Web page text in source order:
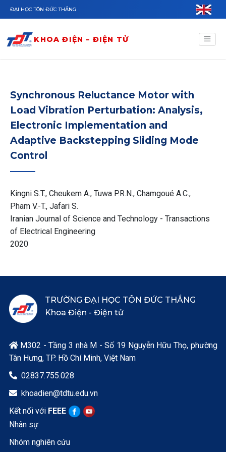
Nhảy đến nội dung
ĐẠI HỌC TÔN ĐỨC THẮNG
KHOA ĐIỆN – ĐIỆN TỬ
Synchronous Reluctance Motor with
Load Vibration Perturbation: Analysis,
Electronic Implementation and
Adaptive Backstepping Sliding Mode
Control
Kingni S.T., Cheukem A., Tuwa P.R.N., Chamgoué A.C.,
Pham V.-T., Jafari S.
Iranian Journal of Science and Technology - Transactions
of Electrical Engineering
2020
TRƯỜNG ĐẠI HỌC TÔN ĐỨC THẮNG
Khoa Điện - Điện tử
M302 - Tầng 3 nhà M - Số 19 Nguyễn Hữu Thọ, phường
Tân Hưng, TP. Hồ Chí Minh, Việt Nam
 02837.755.028
 khoadien@tdtu.edu.vn
Kết nối với FEEE
Nhân sự
Nhóm nghiên cứu